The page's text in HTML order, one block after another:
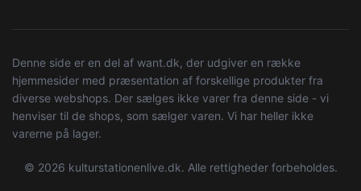
Denne side er en del af want.dk, der udgiver en række
hjemmesider med præsentation af forskellige produkter fra
diverse webshops. Der sælges ikke varer fra denne side - vi
henviser til de shops, som sælger varen. Vi har heller ikke
varerne på lager.
© 2026 kulturstationenlive.dk. Alle rettigheder forbeholdes.